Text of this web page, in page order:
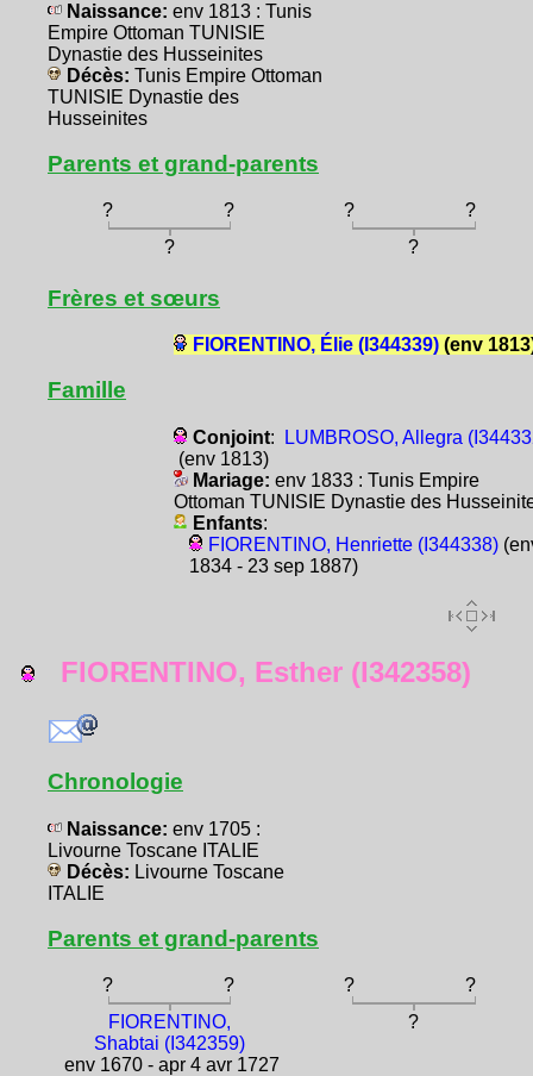
Naissance: env 1813 : Tunis
Empire Ottoman TUNISIE
Dynastie des Husseinites
Décès: Tunis Empire Ottoman
TUNISIE Dynastie des
Husseinites
Parents et grand-parents
? ? ?
?
?
?
Frères et sœurs
FIORENTINO, Élie (I344339)(env
Famille
Conjoint:
LUMBROSO, Allegra
(env 1813)
Mariage: env 1833 : Tunis Empire
Ottoman TUNISIE Dynastie des
Enfants:
FIORENTINO, Henriette (I344338)
1834 - 23 sep 1887)
FIORENTINO, Esther (I342358)
Chronologie
Naissance: env 1705 :
Livourne Toscane ITALIE
Décès: Livourne Toscane
ITALIE
Parents et grand-parents
? ? ?
?
FIORENTINO,
Shabtai (I342359)
env 1670 - apr 4 avr 1727
?